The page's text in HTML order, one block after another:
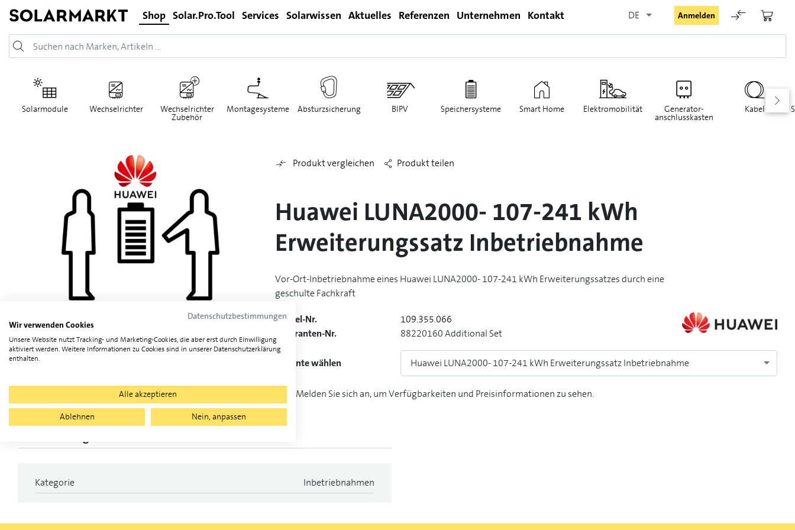
Shop Solar.Pro.Tool Services Solarwissen Aktuelles Referenzen Unternehmen Kontakt DE Anmelden
Login
Passwort vergessen
Registrieranfrage für Login
Solarmodule Wechselrichter Wechselrichter
Zubehör
Montagesysteme Absturzsicherung BIPV Speichersysteme Smart Home Elektromobilität Generator-
anschlusskasten
Kabel
Produkt vergleichen Produkt teilen
Huawei LUNA2000- 107-241 kWh
Erweiterungssatz Inbetriebnahme
Vor-Ort-Inbetriebnahme eines Huawei LUNA2000- 107-241 kWh Erweiterungssatzes durch eine
geschulte Fachkraft
Artikel-Nr.
109.355.066
Lieferanten-Nr.
88220160 Additional Set
Variante wählen Huawei LUNA2000- 107-241 kWh Erweiterungssatz Inbetriebnahme
Melden Sie sich an, um Verfügbarkeiten und Preisinformationen zu sehen.
Kategorie Inbetriebnahmen
Datenschutzbestimmungen
Wir verwenden Cookies
Unsere Website nutzt Tracking- und Marketing-Cookies, die aber erst durch Einwilligung
aktiviert werden. Weitere Informationen zu Cookies sind in unserer Datenschutzerklärung
enthalten.
Alle akzeptieren
Ablehnen
Nein, anpassen